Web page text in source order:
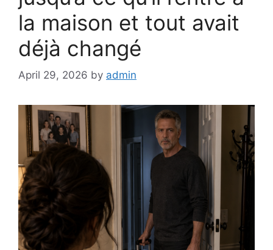
la maison et tout avait
déjà changé
April 29, 2026 by admin